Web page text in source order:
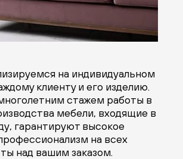
на индивидуальном
клиенту и его изделию.
стажем работы в
мебели, входящие в
гарантируют высокое
на всех
над вашим заказом.